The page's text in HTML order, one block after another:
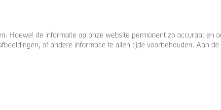
Hoewel de informatie op onze website permanent zo accuraat en
of andere informatie te allen tijde voorbehouden. Aan